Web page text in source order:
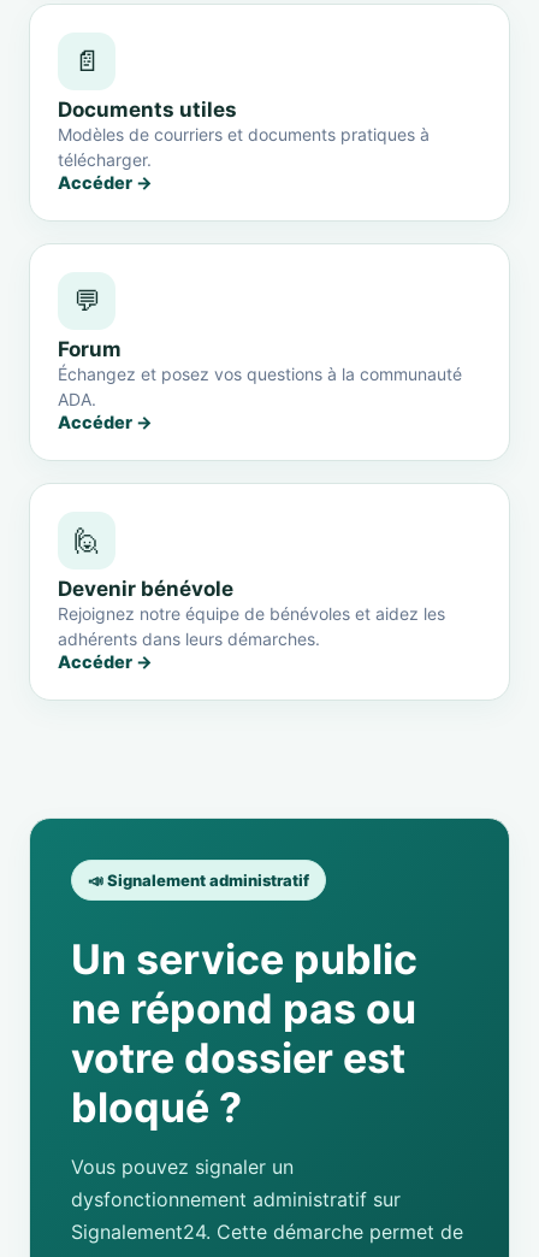
📄
Documents utiles
Modèles de courriers et documents pratiques à
télécharger.
Accéder →
💬
Forum
Échangez et posez vos questions à la communauté
ADA.
Accéder →
🙋
Devenir bénévole
Rejoignez notre équipe de bénévoles et aidez les
adhérents dans leurs démarches.
Accéder →
📣 Signalement administratif
Un service public
ne répond pas ou
votre dossier est
bloqué ?
Vous pouvez signaler un
dysfonctionnement administratif sur
Signalement24. Cette démarche permet de